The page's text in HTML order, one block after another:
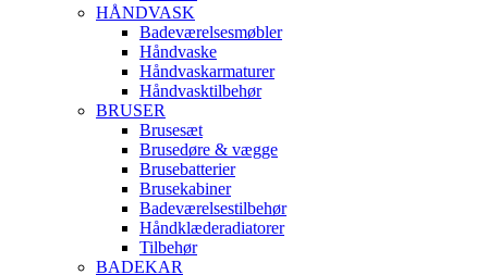
HÅNDVASK
Badeværelsesmøbler
Håndvaske
Håndvaskarmaturer
Håndvasktilbehør
BRUSER
Brusesæt
Brusedøre & vægge
Brusebatterier
Brusekabiner
Badeværelsestilbehør
Håndklæderadiatorer
Tilbehør
BADEKAR